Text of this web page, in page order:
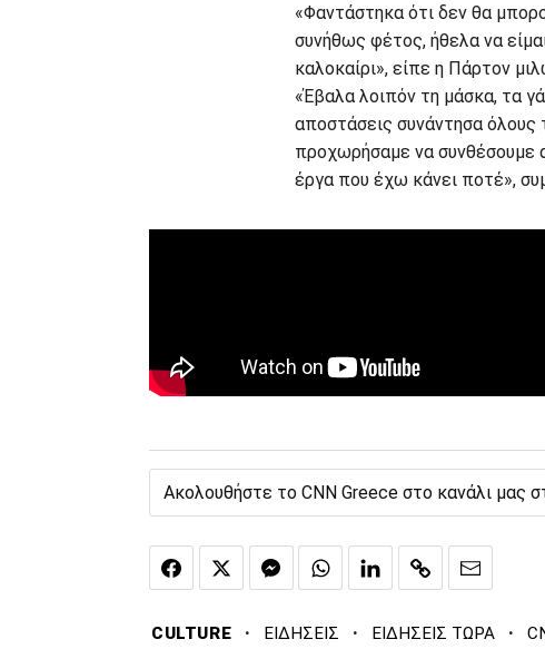
«Φαντάστηκα ότι δεν θα
συνήθως φέτος, ήθελα να
καλοκαίρι», είπε η Πάρτον
«Έβαλα λοιπόν τη μάσκα, τα
αποστάσεις συνάντησα όλους
προχωρήσαμε να συνθέσουμε
έργα που έχω κάνει ποτέ»,
Ακολουθήστε το CNN Greece στο κανάλι μας
CULTURE · ΕΙΔΗΣΕΙΣ · ΕΙΔΗΣΕΙΣ ΤΩΡΑ ·